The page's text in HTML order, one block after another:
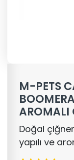
M-PETS
AROMALI
Doğal
yapılı ve